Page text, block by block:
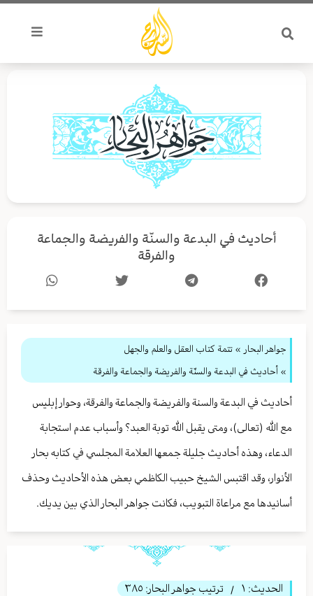
تخطي
المحتوى
أحاديث في البدعة والسنّة والفريضة والجماعة
والفرقة
جواهر البحار » تتمة كتاب العقل والعلم والجهل
» أحاديث في البدعة والسنّة والفريضة والجماعة والفرقة
أحاديث في البدعة والسنة والفريضة والجماعة والفرقة، وحوار إبليس
مع الله (تعالى)، ومتى يقبل الله توبة العبد؟ وأسباب عدم استجابة
الدعاء، وهذه أحاديث جليلة جمعها العلامة المجلسي في كتابه بحار
الأنوار، وقد اقتبس الشيخ حبيب الكاظمي بعض هذه الأحاديث وحذف
أسانيدها مع مراعاة التبويب، فكانت جواهر البحار الذي بين يديك.
الحديث: ١ / ترتيب جواهر البحار: ٣٨٥